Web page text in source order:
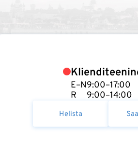
E–N
R
9:00–17:00
9:00–14:00
Helista